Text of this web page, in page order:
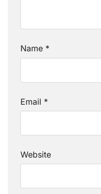
Name *
Email *
Website